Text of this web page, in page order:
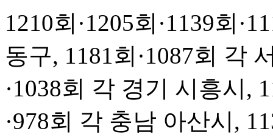
1210회·1205회·1139회
동구, 1181회·1087회 각
·1038회 각 경기 시흥시,
·978회 각 충남 아산시,